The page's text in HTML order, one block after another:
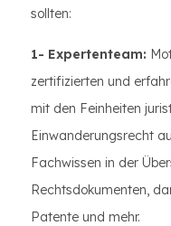
sollten:
1- Expertenteam:
zertifizierten und
mit den Feinheiten
Einwanderungsrecht
Fachwissen in der
Rechtsdokumenten,
Patente und mehr.